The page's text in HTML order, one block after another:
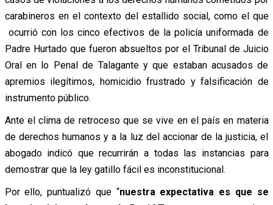
carabineros en el contexto del estallido social, como el que
ocurrió con los cinco efectivos de la policía uniformada de
Padre Hurtado que fueron absueltos por el Tribunal de Juicio
Oral en lo Penal de Talagante y que estaban acusados de
apremios ilegítimos, homicidio frustrado y falsificación de
instrumento público.
Ante el clima de retroceso que se vive en el país en materia
de derechos humanos y a la luz del accionar de la justicia, el
abogado indicó que recurrirán a todas las instancias para
demostrar que la ley gatillo fácil es inconstitucional.
Por ello, puntualizó que “nuestra expectativa es que se